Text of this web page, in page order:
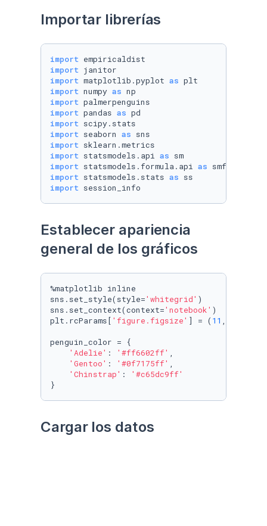
Importar librerías
import
import
import matplotlib.pyplot as
import numpy as
import
import pandas as
import
import seaborn as
import
import statsmodels.api as
import statsmodels.formula.api as
import statsmodels.stats as
import session_info
Establecer apariencia
general de los gráficos
%matplotlib inline
sns.set_style(style='whitegrid' )
sns.set_context(context='notebook' )
plt.rcParams[ 'figure.figsize' ] = ( 11 ,
penguin_color = {
'Adelie' : '#ff6602ff' ,
'Gentoo' : '#0f7175ff' ,
'Chinstrap' :
'#c65dc9ff'
}
Cargar los datos